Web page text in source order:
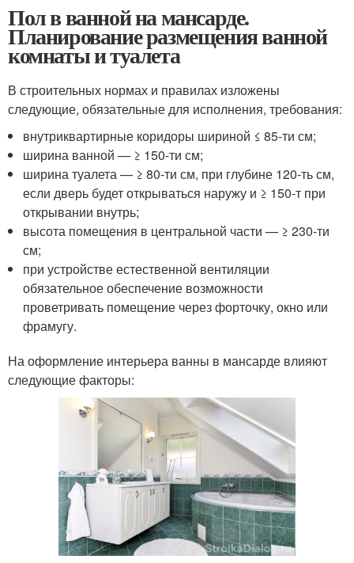
Пол в ванной на мансарде.
Планирование размещения ванной
комнаты и туалета
В строительных нормах и правилах изложены
следующие, обязательные для исполнения, требования:
внутриквартирные коридоры шириной ≤ 85-ти см;
ширина ванной — ≥ 150-ти см;
ширина туалета — ≥ 80-ти см, при глубине 120-ть см,
если дверь будет открываться наружу и ≥ 150-т при
открывании внутрь;
высота помещения в центральной части — ≥ 230-ти
см;
при устройстве естественной вентиляции
обязательное обеспечение возможности
проветривать помещение через форточку, окно или
фрамугу.
На оформление интерьера ванны в мансарде влияют
следующие факторы: